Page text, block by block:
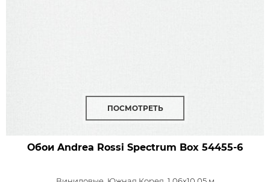
ПОСМОТРЕТЬ
Обои Andrea Rossi Spectrum Box 54455-6